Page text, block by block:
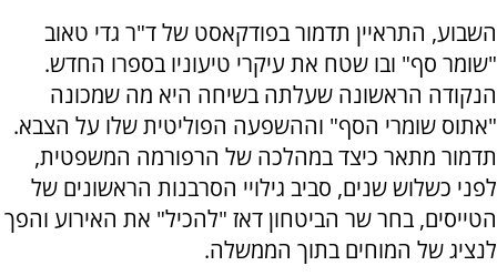
השבוע, התראיין תדמור בפודקאסט של ד"ר גדי טאוב
"שומר סף" ובו שטח את עיקרי טיעוניו בספרו החדש.
הנקודה הראשונה שעלתה בשיחה היא מה שמכונה
"אתוס שומרי הסף" וההשפעה הפוליטית שלו על הצבא.
תדמור מתאר כיצד במהלכה של הרפורמה המשפטית,
לפני כשלוש שנים, סביב גילויי הסרבנות הראשונים של
הטייסים, בחר שר הביטחון דאז "להכיל" את האירוע והפך
לנציג של המוחים בתוך הממשלה.